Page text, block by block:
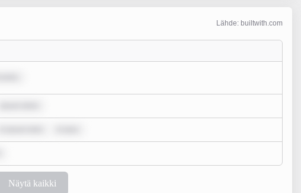
Lähde: builtwith.com
Näytä kaikki